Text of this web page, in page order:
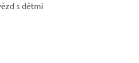
s dětmi